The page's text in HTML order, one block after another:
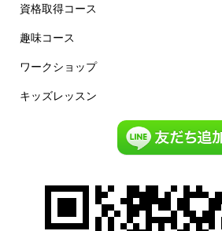
資格取得コース
趣味コース
ワークショップ
キッズレッスン